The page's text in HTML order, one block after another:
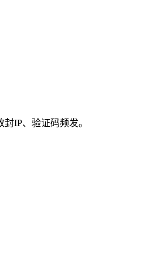
IP、验证码频发。